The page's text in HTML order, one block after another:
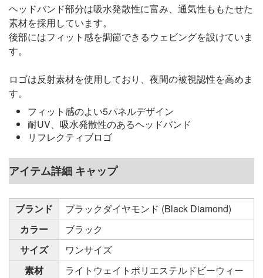
ヘッドバンド部分は吸水発散性に富み、通気性ももたせた
素材を採用しています。
後部にはフィット感を調節できるウェビングを設けていま
す。
ロゴは反射素材を使用しており、夜間の被視認性を高めま
す。
フィット感のよい5パネルデザイン
耐UV、吸水発散性のあるヘッドバンド
リフレクティブロゴ
アイテム詳細 キャップ
ブランド
ブラックダイヤモンド (Black Diamond)
カラー
ブラック
サイズ
ワンサイズ
素材
ライトウェイトポリエステルドビーウィー